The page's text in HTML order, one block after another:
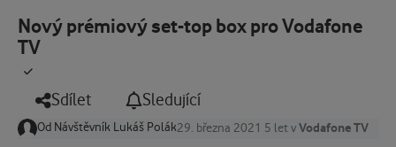
Nový prémiový set-top box pro Vodafone
TV
Sdílet Sledující
Od Návštěvník Lukáš Polák29. března 2021 5 let vVodafone TV